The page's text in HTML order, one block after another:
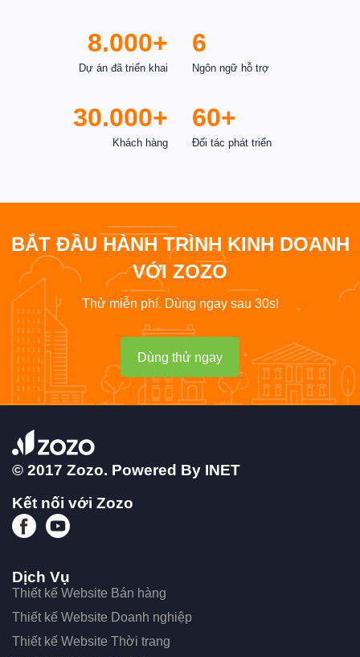
8.000+
Dự án đã triển khai
30.000+
Khách hàng
6
Ngôn ngữ hỗ trợ
60+
Đối tác phát triển
BẮT ĐẦU HÀNH TRÌNH KINH DOANH
VỚI ZOZO
Thử miễn phí. Dùng ngay sau 30s!
Dùng thử ngay
© 2017 Zozo. Powered By INET
Kết nối với Zozo
Dịch Vụ
Thiết kế Website Bán hàng
Thiết kế Website Doanh nghiệp
Thiết kế Website Thời trang